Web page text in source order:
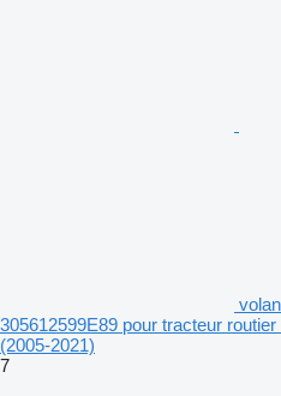
305612599E89 pour tracteur
(2005-2021)
7